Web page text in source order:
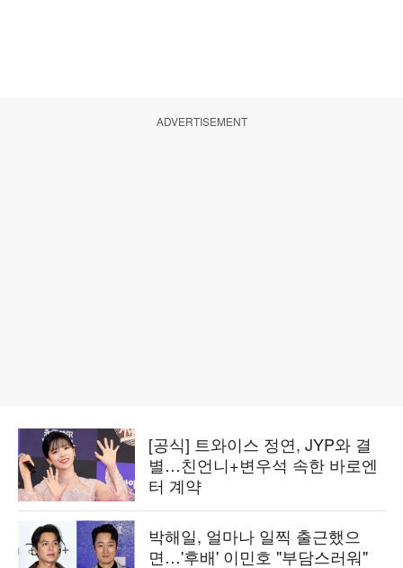
ADVERTISEMENT
[공식] 트와이스 정연, JYP와 결
별…친언니+변우석 속한 바로엔
터 계약
박해일, 얼마나 일찍 출근했으
면…'후배' 이민호 "부담스러워"